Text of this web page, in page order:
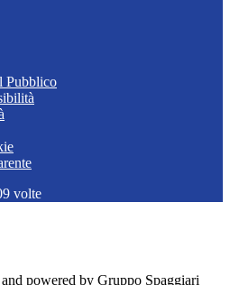
Pubblico
volte
powered by Gruppo Spaggiari